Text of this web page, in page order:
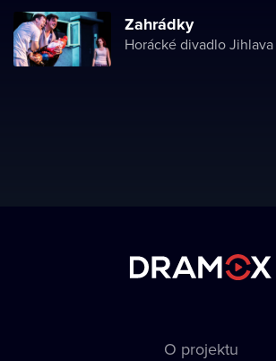
Zahrádky
Horácké divadlo Jihlava
O projektu